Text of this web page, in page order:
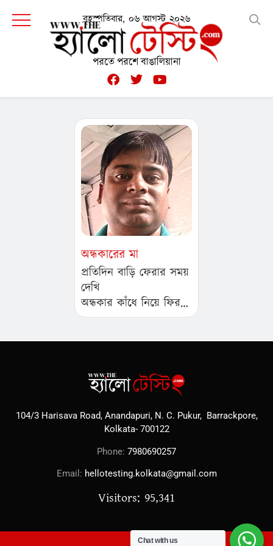
বৃহস্পতিবার, ০৬ আগস্ট ২০২৬
পরতে পরশে বাঙালিয়ানা
অন্ধকারের মা
প্রতিদিন বাড়ি ফেরার সময়
দেখি
অন্ধকার কাঁধে নিয়ে ফিরছে
মেয়েটা,
104/3 Harisava Road, Anandapuri, N. C. Pukur, Barrackpore,
Kolkata- 700122
Phone: 7980690257
Email: hellotesting.kolkata@gmail.com
Visitors: 95,341
Chat with us